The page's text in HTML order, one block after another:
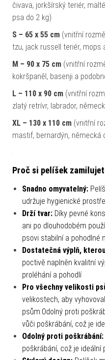
čivava, jorkšírský teriér,
psa do 2 kg)
S – 65 x 55 cm (vnitřní
tzu, jack russell teriér, mops
M – 90 x 75 cm (vnitřní
kokršpaněl, basenji a
L – 110 x 90 cm (vnitřní
zlatý retrívr, labrador,
XL – 130 x 110 cm (vnitřní
mastif, bernardýn, německá
Proč si pelíšek
Snadno omyvatelný:
udržuje hygienické
Drží tvar: Díky pevné
ani po dlouhodobém
psovi stabilní a pohodlné
Dostatečná výplň,
poctivě naplněn kvalitní
proléhání a pohodlí
Pro všechny velikosti
velikostech, aby
psům.Odolný proti
vůči poškrábání, což je
Odolný proti poškrábání:
poškrábání, což je ideální